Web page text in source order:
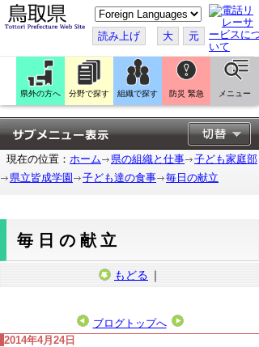
こ
の
ペ
ー
ジ
翻
訳
す
る
読み上げ 大 元
県外の方へ 分野で探す 組織で探す 防災 緊急 メニュー
現在の位置： ホーム 県の組織と仕事
子ども家庭部
県立皆成学園
子ども達の食事 毎日の献立
毎日の献立
もどる ｜
ブログトップへ
2014年4月24日